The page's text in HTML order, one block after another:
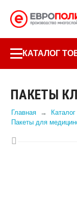
КАТАЛОГ
ПАКЕТЫ
Главная Каталог
Пакеты для